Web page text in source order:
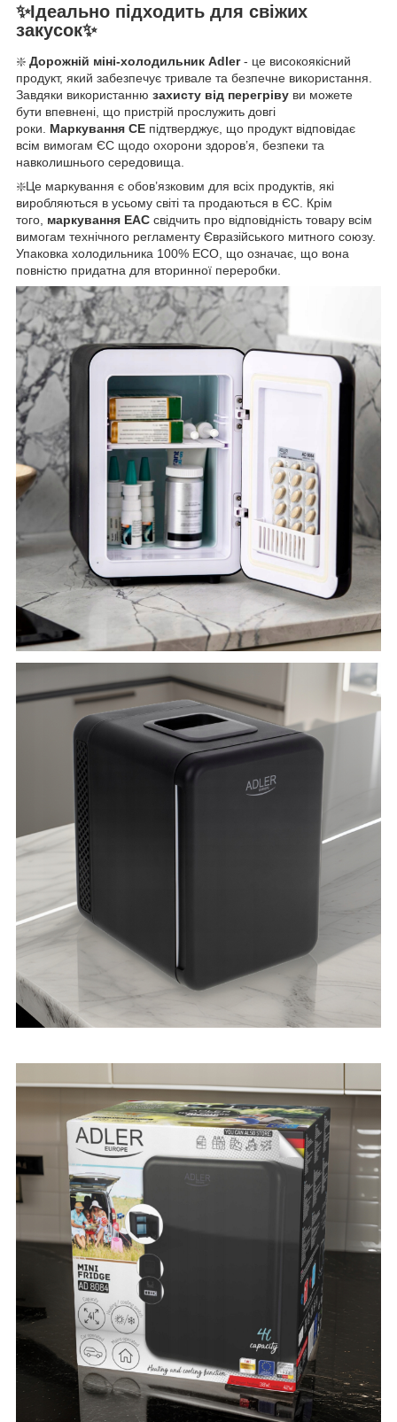
✨Ідеально підходить для свіжих
закусок✨
❇️ Дорожній міні-холодильник Adler- це високоякісний
продукт, який забезпечує тривале та безпечне використання.
Завдяки використанню захисту від перегріву ви можете
бути впевнені, що пристрій прослужить довгі
роки. Маркування CE підтверджує, що продукт відповідає
всім вимогам ЄС щодо охорони здоров’я, безпеки та
навколишнього середовища.
❇️Це маркування є обов’язковим для всіх продуктів, які
виробляються в усьому світі та продаються в ЄС. Крім
того, маркування EAC свідчить про відповідність товару всім
вимогам технічного регламенту Євразійського митного союзу.
Упаковка холодильника 100% ECO, що означає, що вона
повністю придатна для вторинної переробки.